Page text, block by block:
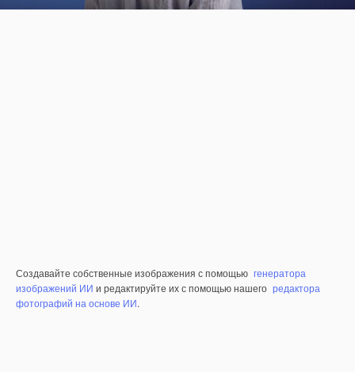
Создавайте собственные изображения с помощью генератора
изображений ИИ и редактируйте их с помощью нашего редактора
фотографий на основе ИИ.